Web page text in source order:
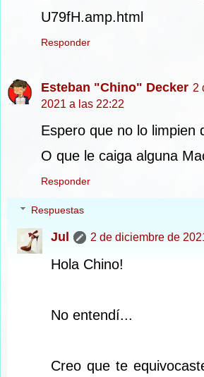
U79fH.amp.html
Responder
Esteban "Chino" Decker 2
2021 a las 22:22
Espero que no lo limpien
O que le caiga alguna
Responder
Respuestas
Jul 2 de diciembre de
Hola Chino!
No entendí...
Creo que te